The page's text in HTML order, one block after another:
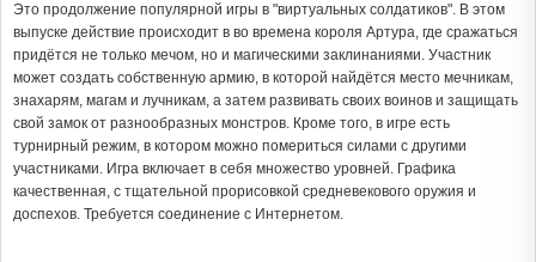
Это продолжение популярной игры в "виртуальных солдатиков". В этом
выпуске действие происходит в во времена короля Артура, где сражаться
придётся не только мечом, но и магическими заклинаниями. Участник
может создать собственную армию, в которой найдётся место мечникам,
знахарям, магам и лучникам, а затем развивать своих воинов и защищать
свой замок от разнообразных монстров. Кроме того, в игре есть
турнирный режим, в котором можно помериться силами с другими
участниками. Игра включает в себя множество уровней. Графика
качественная, с тщательной прорисовкой средневекового оружия и
доспехов. Требуется соединение с Интернетом.